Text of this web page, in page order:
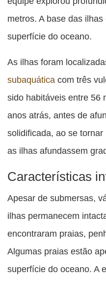
metros. A base das
superfície do oceano.
As ilhas foram
subaquática com três
sido habitáveis entre 56
anos atrás, antes de
solidificada, ao se
as ilhas afundassem
Características
Apesar de submersas,
ilhas permanecem
encontraram praias,
Algumas praias estão
superfície do oceano. A